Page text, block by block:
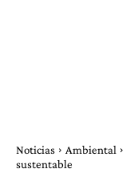
Noticias Ambiental
sustentable